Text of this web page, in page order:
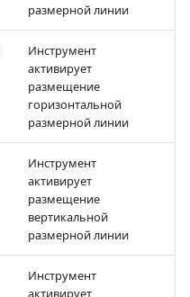
размерной линии
Инструмент
активирует
размещение
горизонтальной
размерной линии
Инструмент
активирует
размещение
вертикальной
размерной линии
Инструмент
активирует